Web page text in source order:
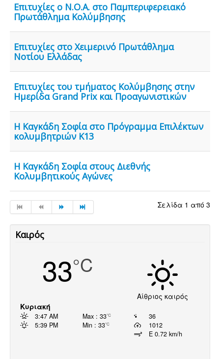
Επιτυχίες ο Ν.Ο.Α. στο Παμπεριφερειακό
Πρωτάθλημα Κολύμβησης
Επιτυχίες στο Χειμερινό Πρωτάθλημα
Νοτίου Ελλάδας
Επιτυχίες του τμήματος Κολύμβησης στην
Ημερίδα Grand Prix και Προαγωνιστικών
Η Καγκάδη Σοφία στο Πρόγραμμα Επιλέκτων
κολυμβητριών Κ13
Η Καγκάδη Σοφία στους Διεθνής
Κολυμβητικούς Αγώνες
Σελίδα 1 από 3
Καιρός
Αίθριος καιρός
33°C
Κυριακή
3:47 AM
5:39 PM
Max : 33°C
Min : 33°C
36
1012
E 0.72 km/h